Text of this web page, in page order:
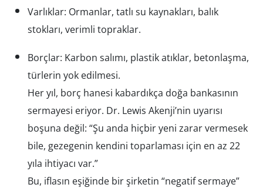
Varlıklar: Ormanlar, tatlı su kaynakları, balık
stokları, verimli topraklar.
Borçlar: Karbon salımı, plastik atıklar, betonlaşma,
türlerin yok edilmesi.
Her yıl, borç hanesi kabardıkça doğa bankasının
sermayesi eriyor. Dr. Lewis Akenji’nin uyarısı
boşuna değil: “Şu anda hiçbir yeni zarar vermesek
bile, gezegenin kendini toparlaması için en az 22
yıla ihtiyacı var.”
Bu, iflasın eşiğinde bir şirketin “negatif sermaye”
SİYASET
SPOR
Yerel